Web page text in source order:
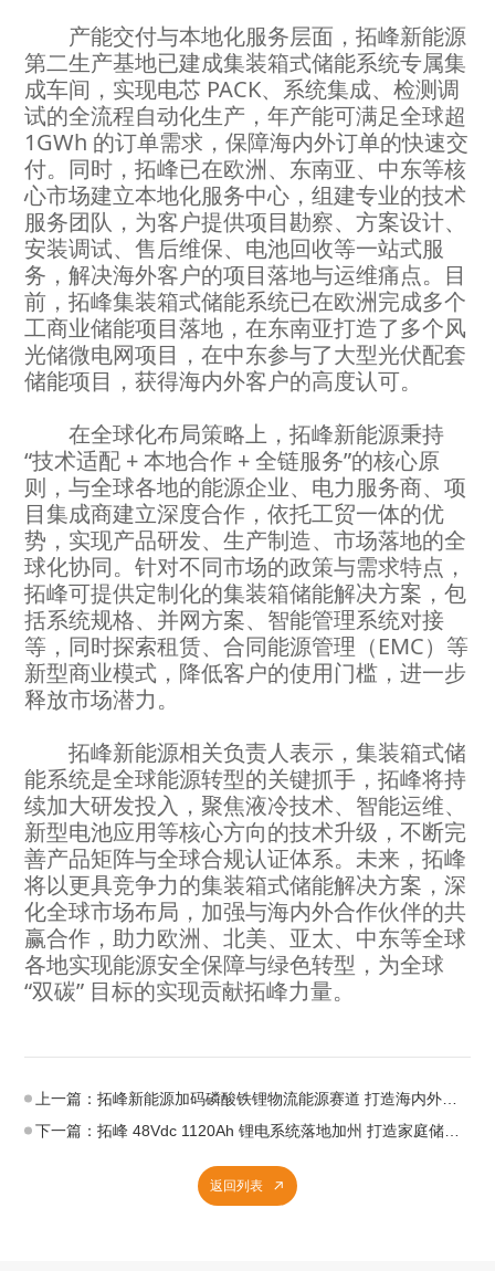
产能交付与本地化服务层面，拓峰新能源
第二生产基地已建成集装箱式储能系统专属集
成车间，实现电芯 PACK、系统集成、检测调
试的全流程自动化生产，年产能可满足全球超
1GWh 的订单需求，保障海内外订单的快速交
付。同时，拓峰已在欧洲、东南亚、中东等核
心市场建立本地化服务中心，组建专业的技术
服务团队，为客户提供项目勘察、方案设计、
安装调试、售后维保、电池回收等一站式服
务，解决海外客户的项目落地与运维痛点。目
前，拓峰集装箱式储能系统已在欧洲完成多个
工商业储能项目落地，在东南亚打造了多个风
光储微电网项目，在中东参与了大型光伏配套
储能项目，获得海内外客户的高度认可。
在全球化布局策略上，拓峰新能源秉持
“技术适配 + 本地合作 + 全链服务”的核心原
则，与全球各地的能源企业、电力服务商、项
目集成商建立深度合作，依托工贸一体的优
势，实现产品研发、生产制造、市场落地的全
球化协同。针对不同市场的政策与需求特点，
拓峰可提供定制化的集装箱储能解决方案，包
括系统规格、并网方案、智能管理系统对接
等，同时探索租赁、合同能源管理（EMC）等
新型商业模式，降低客户的使用门槛，进一步
释放市场潜力。
拓峰新能源相关负责人表示，集装箱式储
能系统是全球能源转型的关键抓手，拓峰将持
续加大研发投入，聚焦液冷技术、智能运维、
新型电池应用等核心方向的技术升级，不断完
善产品矩阵与全球合规认证体系。未来，拓峰
将以更具竞争力的集装箱式储能解决方案，深
化全球市场布局，加强与海内外合作伙伴的共
赢合作，助力欧洲、北美、亚太、中东等全球
各地实现能源安全保障与绿色转型，为全球
“双碳” 目标的实现贡献拓峰力量。
上一篇：拓峰新能源加码磷酸铁锂物流能源赛道 打造海内外叉车搬运车锂电化解决方案
下一篇：拓峰 48Vdc 1120Ah 锂电系统落地加州 打造家庭储能标杆方案
返回列表